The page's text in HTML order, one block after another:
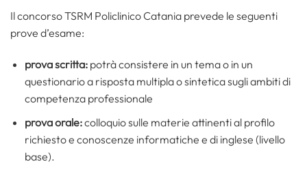
Il concorso TSRM Policlinico Catania prevede le seguenti
prove d’esame:
prova scritta:potrà consistere in un tema o in un
questionario a risposta multipla o sintetica sugli ambiti di
competenza professionale
prova orale:colloquio sulle materie attinenti al profilo
richiesto e conoscenze informatiche e di inglese (livello
base).